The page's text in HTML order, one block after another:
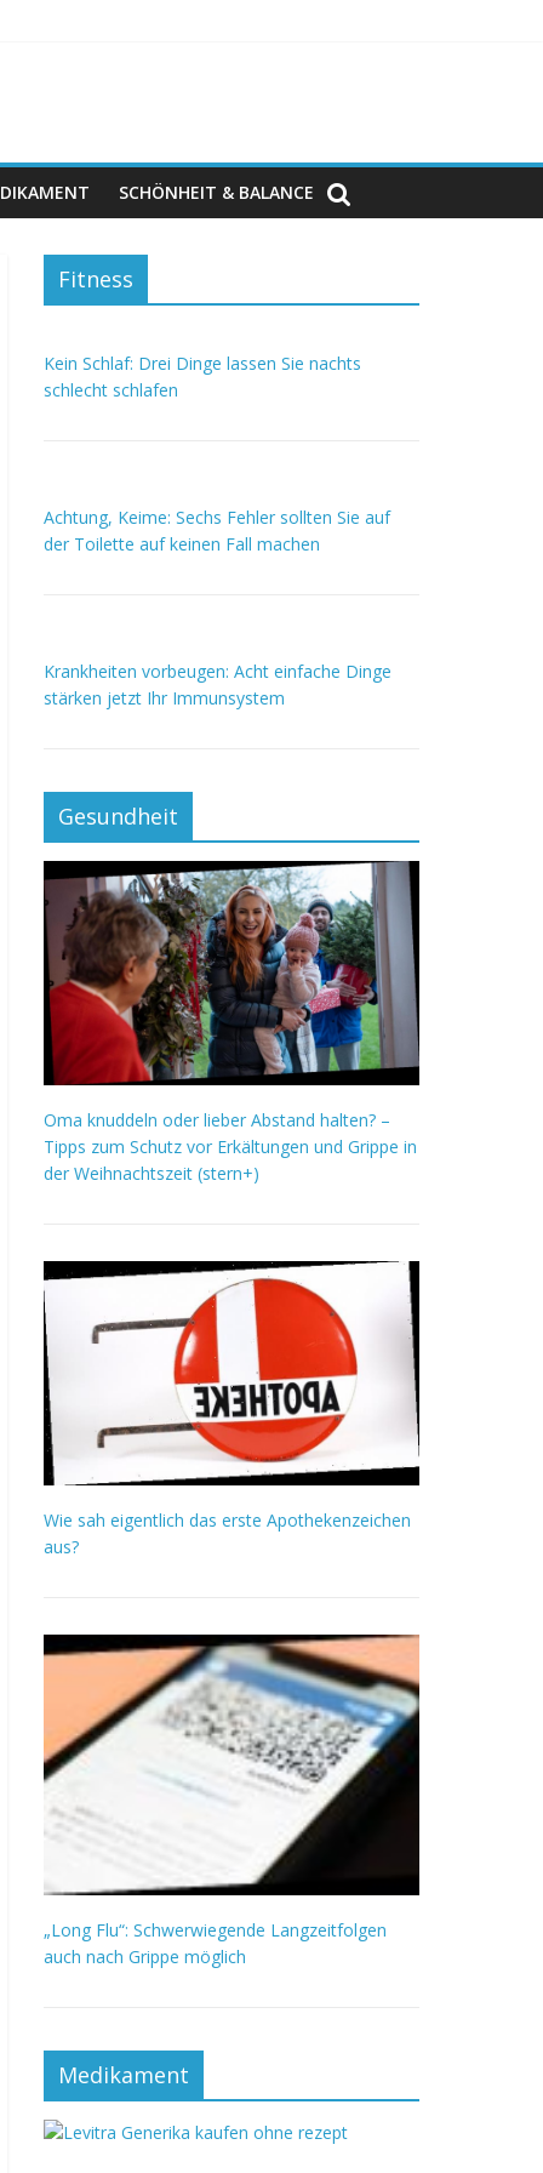
SCHÖNHEIT & BALANCE
Fitness
Kein Schlaf: Drei Dinge lassen Sie nachts
schlecht schlafen
Achtung, Keime: Sechs Fehler sollten Sie auf
der Toilette auf keinen Fall machen
Krankheiten vorbeugen: Acht einfache Dinge
stärken jetzt Ihr Immunsystem
Gesundheit
Oma knuddeln oder lieber Abstand halten? –
Tipps zum Schutz vor Erkältungen und Grippe in
der Weihnachtszeit (stern+)
Wie sah eigentlich das erste Apothekenzeichen
aus?
„Long Flu“: Schwerwiegende Langzeitfolgen
auch nach Grippe möglich
Medikament